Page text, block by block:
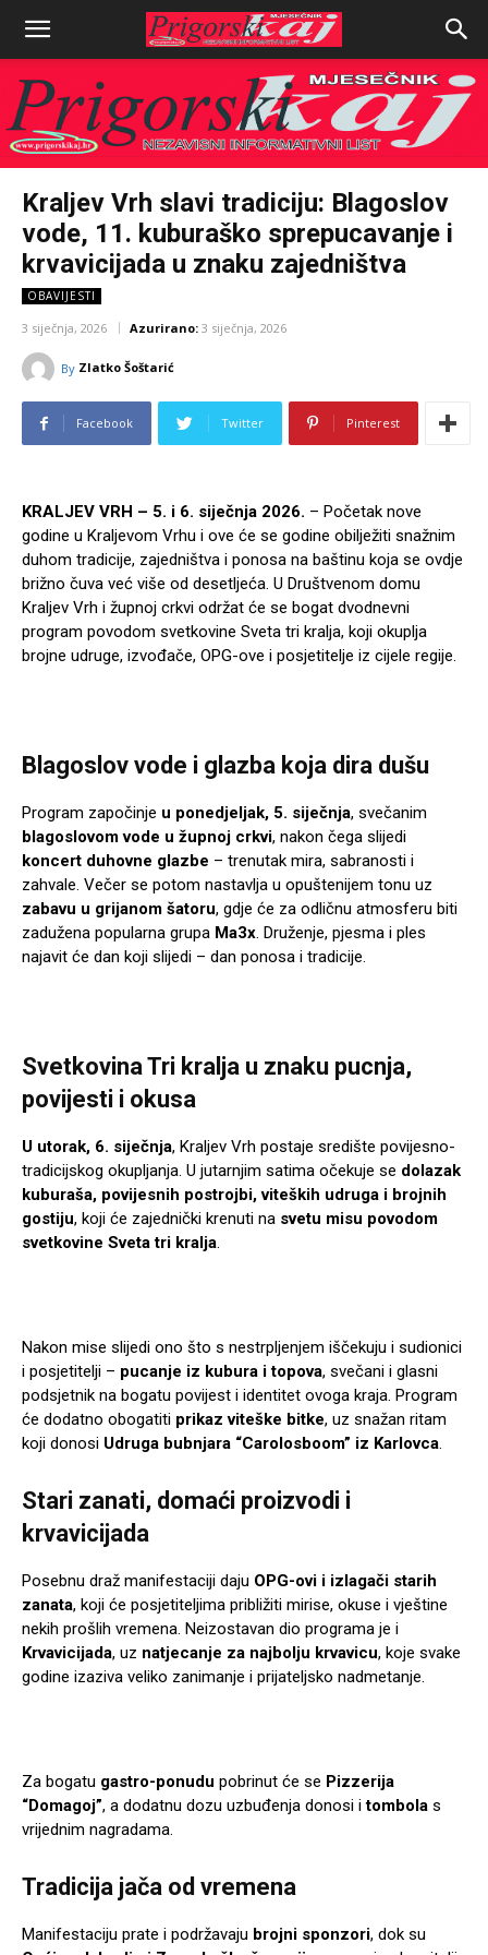
Kraljev Vrh slavi tradiciju: Blagoslov
vode, 11. kuburaško sprepucavanje i
krvavicijada u znaku zajedništva
OBAVIJESTI
3 siječnja, 2026 Azurirano: 3 siječnja, 2026
By Zlatko Šoštarić
Facebook Twitter Pinterest
KRALJEV VRH – 5. i 6. siječnja 2026. – Početak nove
godine u Kraljevom Vrhu i ove će se godine obilježiti snažnim
duhom tradicije, zajedništva i ponosa na baštinu koja se ovdje
brižno čuva već više od desetljeća. U Društvenom domu
Kraljev Vrh i župnoj crkvi održat će se bogat dvodnevni
program povodom svetkovine Sveta tri kralja, koji okuplja
brojne udruge, izvođače, OPG-ove i posjetitelje iz cijele regije.
Blagoslov vode i glazba koja dira dušu
Program započinje u ponedjeljak, 5. siječnja, svečanim
blagoslovom vode u župnoj crkvi, nakon čega slijedi
koncert duhovne glazbe – trenutak mira, sabranosti i
zahvale. Večer se potom nastavlja u opuštenijem tonu uz
zabavu u grijanom šatoru, gdje će za odličnu atmosferu biti
zadužena popularna grupa Ma3x. Druženje, pjesma i ples
najavit će dan koji slijedi – dan ponosa i tradicije.
Svetkovina Tri kralja u znaku pucnja,
povijesti i okusa
U utorak, 6. siječnja, Kraljev Vrh postaje središte povijesno-
tradicijskog okupljanja. U jutarnjim satima očekuje se dolazak
kuburaša, povijesnih postrojbi, viteških udruga i brojnih
gostiju, koji će zajednički krenuti na svetu misu povodom
svetkovine Sveta tri kralja.
Nakon mise slijedi ono što s nestrpljenjem iščekuju i sudionici
i posjetitelji – pucanje iz kubura i topova, svečani i glasni
podsjetnik na bogatu povijest i identitet ovoga kraja. Program
će dodatno obogatiti prikaz viteške bitke, uz snažan ritam
koji donosi Udruga bubnjara “Carolosboom” iz Karlovca.
Stari zanati, domaći proizvodi i
krvavicijada
Posebnu draž manifestaciji daju OPG-ovi i izlagači starih
zanata, koji će posjetiteljima približiti mirise, okuse i vještine
nekih prošlih vremena. Neizostavan dio programa je i
Krvavicijada, uz natjecanje za najbolju krvavicu, koje svake
godine izaziva veliko zanimanje i prijateljsko nadmetanje.
Za bogatu gastro-ponudu pobrinut će se Pizzerija
“Domagoj”, a dodatnu dozu uzbuđenja donosi itombola s
vrijednim nagradama.
Tradicija jača od vremena
Manifestaciju prate i podržavaju brojni sponzori, dok su